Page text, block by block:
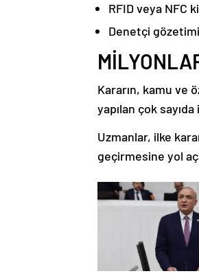
RFID veya NFC
Denetçi
Kararın, kamu ve
yapılan çok
Uzmanlar, ilke
geçirmesine yol